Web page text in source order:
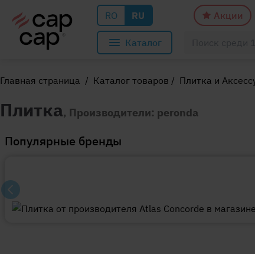
RO RU Акции
Каталог
Главная страница / Каталог товаров / Плитка и
Плитка, Производители: peronda
Популярные бренды